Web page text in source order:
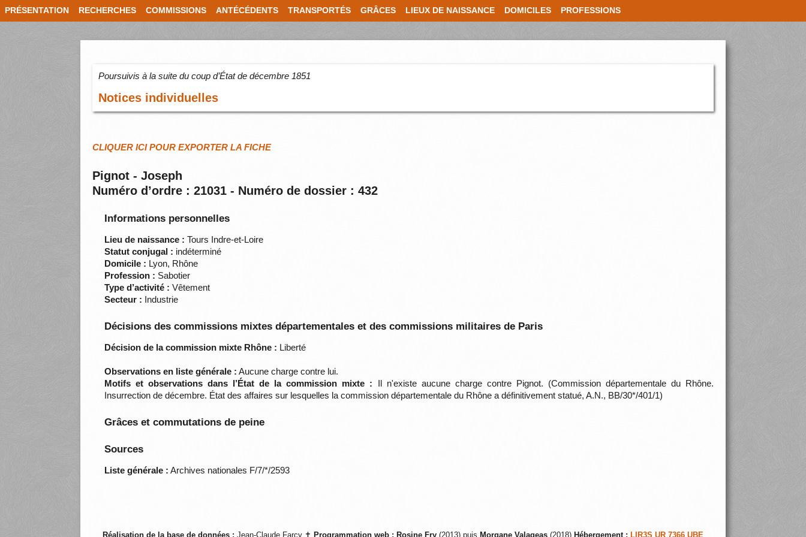
PRÉSENTATION RECHERCHES COMMISSIONS ANTÉCÉDENTS TRANSPORTÉS GRÂCES LIEUX DE NAISSANCE DOMICILES PROFESSIONS
Poursuivis à la suite du coup d’État de décembre 1851
Notices individuelles
CLIQUER ICI POUR EXPORTER LA FICHE
Pignot - Joseph
Numéro d’ordre : 21031 - Numéro de dossier : 432
Informations personnelles
Lieu de naissance : Tours Indre-et-Loire
Statut conjugal : indéterminé
Domicile : Lyon, Rhône
Profession : Sabotier
Type d’activité : Vêtement
Secteur : Industrie
Décisions des commissions mixtes départementales et des commissions militaires de Paris
Décision de la commission mixte Rhône : Liberté
Observations en liste générale : Aucune charge contre lui.
Motifs et observations dans l’État de la commission mixte : Il n'existe aucune charge contre Pignot. (Commission départementale du Rhône.
Insurrection de décembre. État des affaires sur lesquelles la commission départementale du Rhône a définitivement statué, A.N., BB/30*/401/1)
Grâces et commutations de peine
Sources
Liste générale : Archives nationales F/7/*/2593
Réalisation de la base de données : Jean-Claude Farcy ✝ Programmation web : Rosine Fry (2013) puis Morgane Valageas (2018) Hébergement : LIR3S UR 7366 UBE